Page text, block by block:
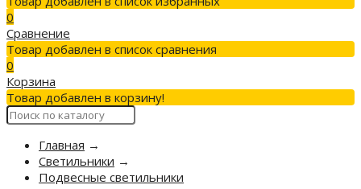
0
Сравнение
Товар добавлен в список сравнения
0
Корзина
Товар добавлен в корзину!
Главная →
Светильники →
Подвесные светильники